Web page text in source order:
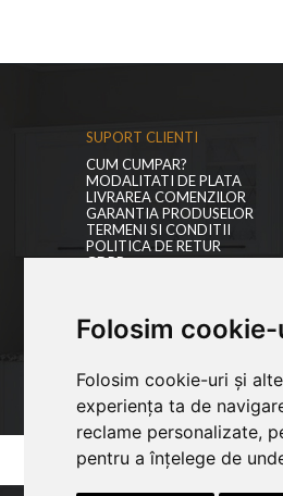
Folosim
Folosim cookie-uri și
experiența ta de
reclame personalizate,
pentru a înțelege de
SUPORT CLIENTI
CUM CUMPAR?
MODALITATI DE PLATA
LIVRAREA COMENZILOR
GARANTIA PRODUSELOR
TERMENI SI CONDITII
POLITICA DE RETUR
GDPR